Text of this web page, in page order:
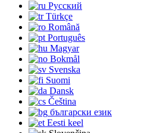
Русский
Türkçe
Română
Português
Magyar
Bokmål
Svenska
Suomi
Dansk
Čeština
български език
Eesti keel